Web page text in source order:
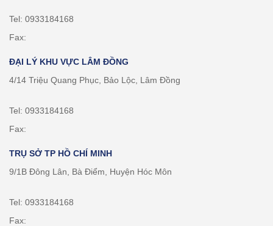
Tel: 0933184168
Fax:
ĐẠI LÝ KHU VỰC LÂM ĐỒNG
4/14 Triệu Quang Phục, Bảo Lộc, Lâm Đồng
Tel: 0933184168
Fax:
TRỤ SỞ TP HỒ CHÍ MINH
9/1B Đông Lân, Bà Điểm, Huyện Hóc Môn
Tel: 0933184168
Fax: